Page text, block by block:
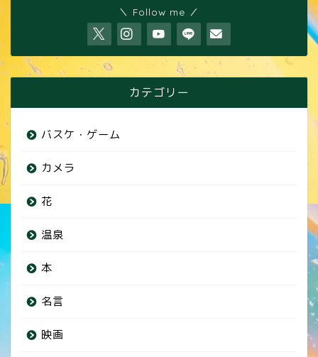
＼ Follow me ／
カテゴリー
バスケ・ゲーム
カメラ
花
温泉
本
名言
映画